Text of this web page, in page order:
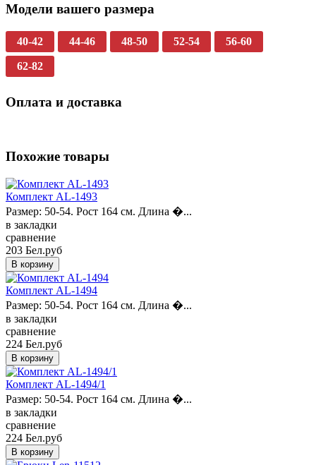
Модели вашего размера
40-42 44-46 48-50 52-54 56-60
62-82
Оплата и доставка
Похожие товары
Комплект AL-1493
Размер: 50-54. Рост 164 см. Длина �...
в закладки
сравнение
203 Бел.руб
Комплект AL-1494
Размер: 50-54. Рост 164 см. Длина �...
в закладки
сравнение
224 Бел.руб
Комплект AL-1494/1
Размер: 50-54. Рост 164 см. Длина �...
в закладки
сравнение
224 Бел.руб